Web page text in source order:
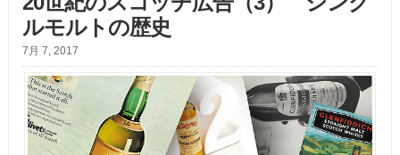
ルモルトの歴史
7月 7, 2017